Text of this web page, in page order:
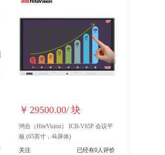
￥ 29500.00/块
鸿合（HiteVision） ICB-V65P 会议平
板 (65英寸，4k屏体)
关注
已经有0人评价